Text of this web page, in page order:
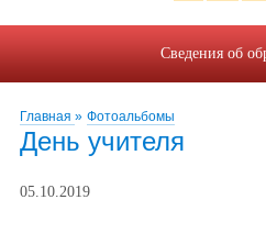
Главная » Фотоальбомы
День учителя
05.10.2019
Сведения об